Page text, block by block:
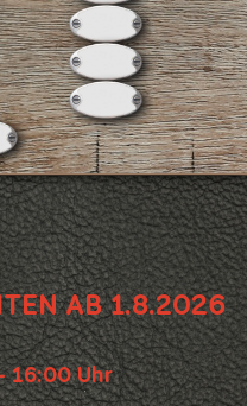
AB 1.8.2026
16:00 Uhr